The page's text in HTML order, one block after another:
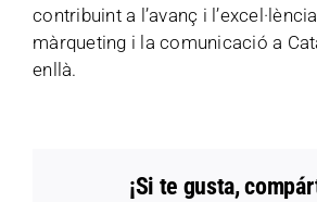
contribuint a l’avanç i
màrqueting i la comunicació a
enllà.
¡Si te gusta,